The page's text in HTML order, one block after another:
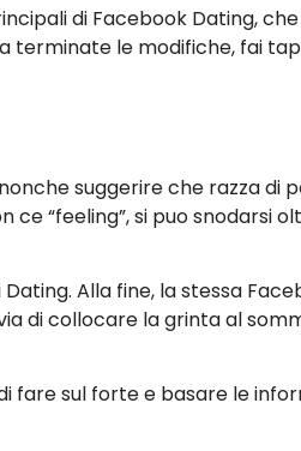
di Facebook Dating,
terminate le modifiche, fai
suggerire che razza di
“feeling”, si puo snodarsi
Alla fine, la stessa
di collocare la grinta al
fare sul forte e basare le